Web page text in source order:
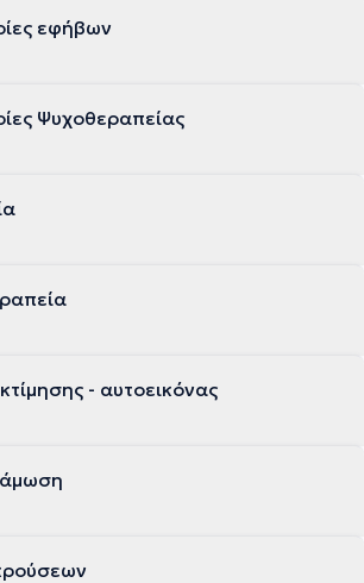
εφήβων
Ψυχοθεραπείας
- αυτοεικόνας